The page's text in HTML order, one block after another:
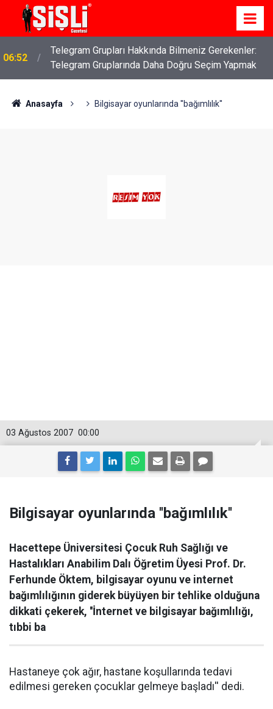
04:43
İş Davaları: Haklarınızı Bilmek ve Koruma Altına
Almak
Anasayfa Bilgisayar oyunlarında ''bağımlılık''
00:00
03 Ağustos 2007
Bilgisayar oyunlarında ''bağımlılık''
Hacettepe Üniversitesi Çocuk Ruh Sağlığı ve
Hastalıkları Anabilim Dalı Öğretim Üyesi Prof. Dr.
Ferhunde Öktem, bilgisayar oyunu ve internet
bağımlılığının giderek büyüyen bir tehlike olduğuna
dikkati çekerek, ''İnternet ve bilgisayar bağımlılığı,
tıbbi ba
Hastaneye çok ağır, hastane koşullarında tedavi
edilmesi gereken çocuklar gelmeye başladı'' dedi.